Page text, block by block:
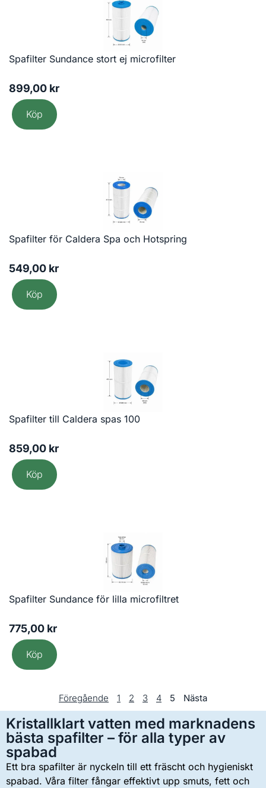
Spafilter Sundance stort ej microfilter
899,00 kr
Köp
Spafilter för Caldera Spa och Hotspring
549,00 kr
Köp
Spafilter till Caldera spas 100
859,00 kr
Köp
Spafilter Sundance för lilla microfiltret
775,00 kr
Köp
Föregående 1 2 3 4 5 Nästa
Kristallklart vatten med marknadens
bästa spafilter – för alla typer av
spabad
Ett bra spafilter är nyckeln till ett fräscht och hygieniskt
spabad. Våra filter fångar effektivt upp smuts, fett och